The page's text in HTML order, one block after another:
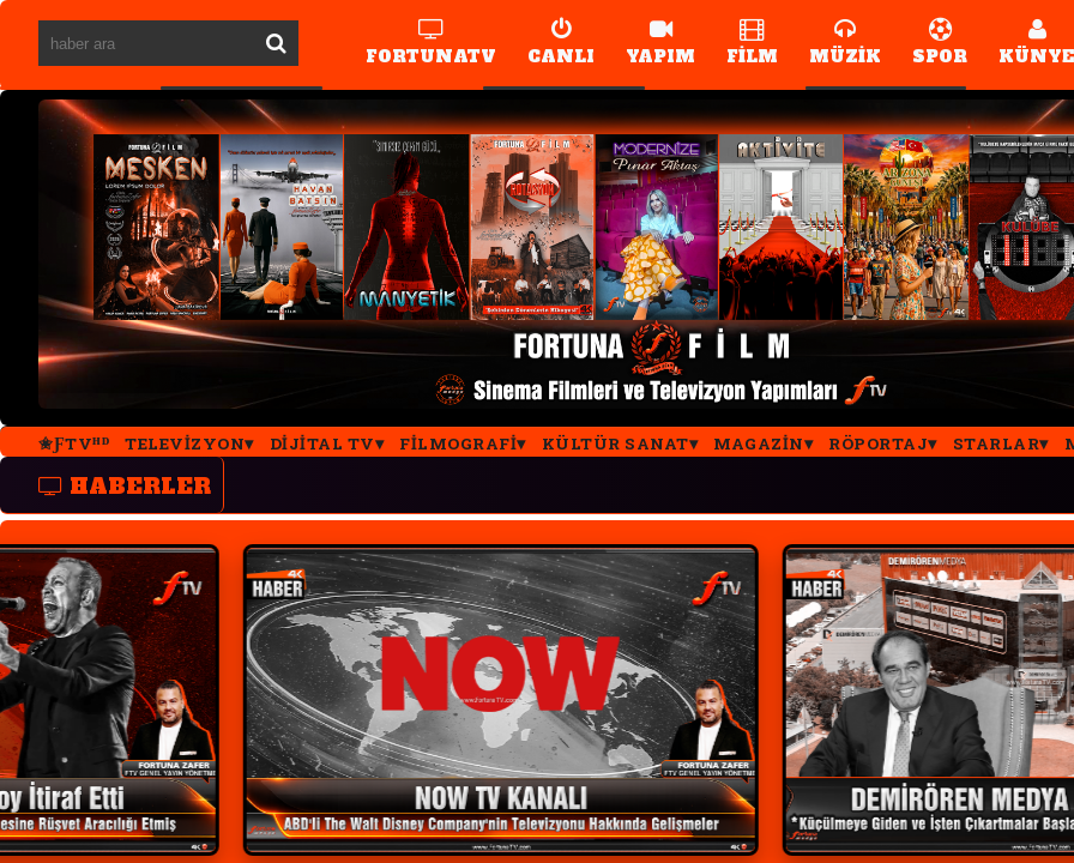
FORTUNATV CANLI YAPIM FİLM MÜZİK SPOR KÜNYE
✬ƑTVᴴᴰ TELEVIZYON DIJITAL TV FILMOGRAFI KÜLTÜR SANAT MAGAZIN RÖPORTAJ STARLAR
HABERLER